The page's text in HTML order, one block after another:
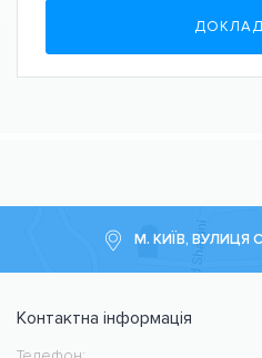
М. КИЇВ, ВУЛИЦЯ
Контактна інформація